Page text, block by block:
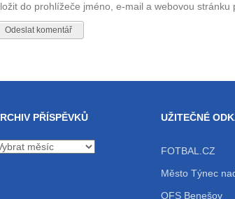
do prohlížeče jméno, e-mail a webovou stránku
PŘÍSPĚVKŮ UŽITEČNÉ
FOTBAL.CZ
Město Týnec
OFS Benešov